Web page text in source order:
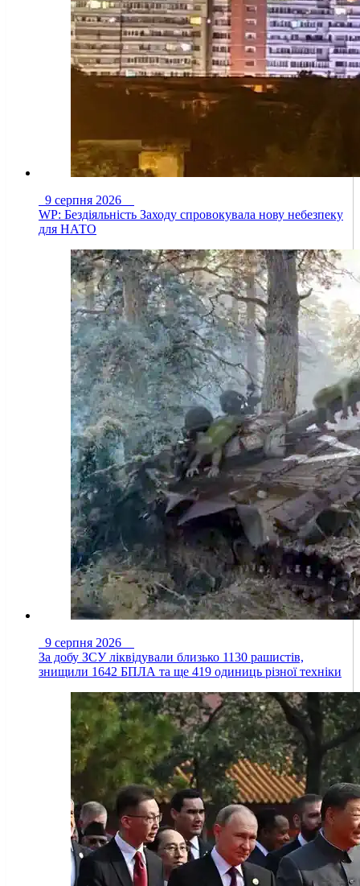
9 серпня 2026
WP: Бездіяльність Заходу спровокувала нову небезпеку
для НАТО
9 серпня 2026
За добу ЗСУ ліквідували близько 1130 рашистів,
знищили 1642 БПЛА та ще 419 одиниць різної техніки